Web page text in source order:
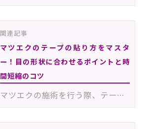
関連記事
マツエクのテープの貼り方をマスタ
ー！目の形状に合わせるポイントと時
間短縮のコツ
マツエクの施術を行う際、テープの貼り方に悩んでいませんか？「施術中にグルーが沁みる」「エクステのば…